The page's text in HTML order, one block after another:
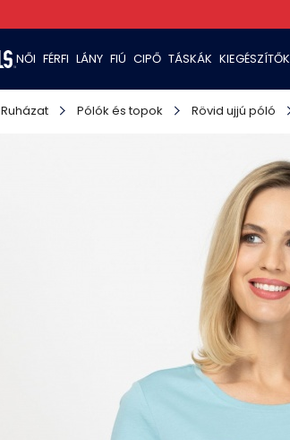
NŐI FÉRFI LÁNY FIÚ CIPŐ TÁSKÁK KIEGÉSZÍTŐK
Ruházat Pólók és topok Rövid ujjú póló